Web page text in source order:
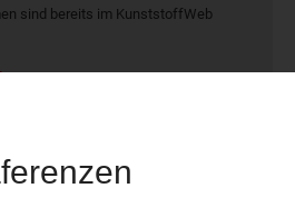
sind bereits im KunststoffWeb